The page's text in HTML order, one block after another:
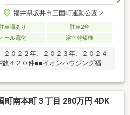
福井県坂井市三国町運動公園２
車場あり
駐車2台
ール電化 浴室乾燥機
０２２年、２０２３年、２０２４
４２０件■■イオンハウジング福井
ール電化♪・築１３年の美鄭♪【周
・加戸小学校 徒歩約３５分・三
ビニ 車約３分運営会社：株式会
ジングの加盟店は全て独立自営で
町南本町３丁目 280万円 4DK